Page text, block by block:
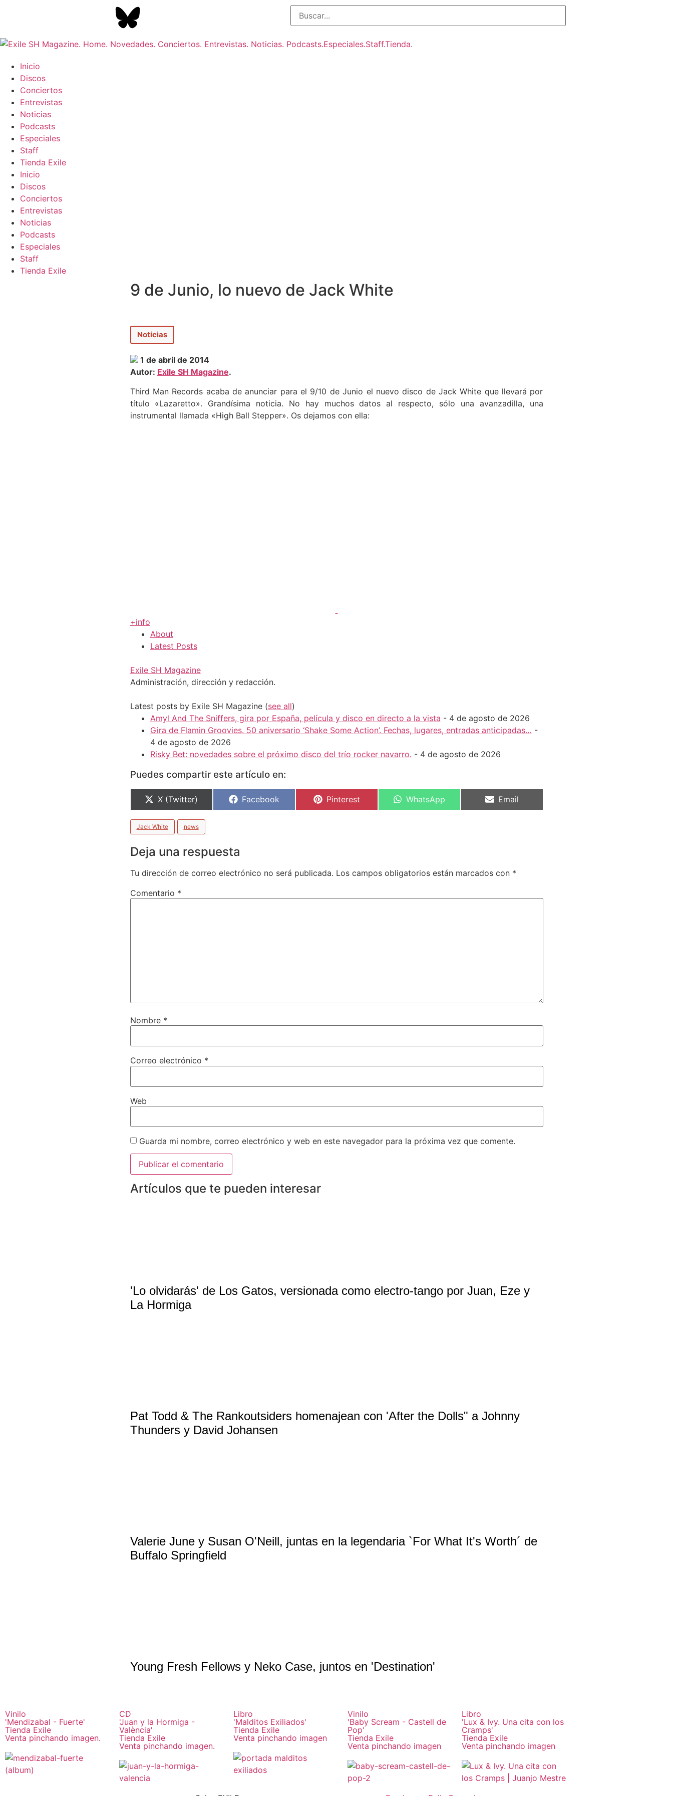
Inicio
Discos
Conciertos
Entrevistas
Noticias
Podcasts
Especiales
Staff
Tienda Exile
Inicio
Discos
Conciertos
Entrevistas
Noticias
Podcasts
Especiales
Staff
Tienda Exile
9 de Junio, lo nuevo de Jack White
Noticias
1 de abril de 2014
Autor: Exile SH Magazine.
Third Man Records acaba de anunciar para el 9/10 de Junio el nuevo disco de Jack White que llevará por
título «Lazaretto». Grandísima noticia. No hay muchos datos al respecto, sólo una avanzadilla, una
instrumental llamada «High Ball Stepper». Os dejamos con ella:
+info
About
Latest Posts
Exile SH Magazine
Administración, dirección y redacción.
Latest posts by Exile SH Magazine (see all)
Amyl And The Sniffers, gira por España, película y disco en directo a la vista - 4 de agosto de 2026
Gira de Flamin Groovies. 50 aniversario ‘Shake Some Action’. Fechas, lugares, entradas anticipadas… -
4 de agosto de 2026
Risky Bet: novedades sobre el próximo disco del trío rocker navarro. - 4 de agosto de 2026
Puedes compartir este artículo en:
X (Twitter) Facebook Pinterest WhatsApp Email
Jack White news
Deja una respuesta
Tu dirección de correo electrónico no será publicada. Los campos obligatorios están marcados con *
Comentario *
Nombre *
Correo electrónico *
Web
Guarda mi nombre, correo electrónico y web en este navegador para la próxima vez que comente.
Artículos que te pueden interesar
'Lo olvidarás' de Los Gatos, versionada como electro-tango por Juan, Eze y
La Hormiga
Pat Todd & The Rankoutsiders homenajean con 'After the Dolls" a Johnny
Thunders y David Johansen
Valerie June y Susan O'Neill, juntas en la legendaria `For What It's Worth´ de
Buffalo Springfield
Young Fresh Fellows y Neko Case, juntos en 'Destination'
Vinilo
'Mendizabal - Fuerte'
Tienda Exile
Venta pinchando imagen.
CD
'Juan y la Hormiga -
València'
Tienda Exile
Venta pinchando imagen.
Libro
'Malditos Exiliados'
Tienda Exile
Venta pinchando imagen
Vinilo
'Baby Scream - Castell de
Pop'
Tienda Exile
Venta pinchando imagen
Libro
'Lux & Ivy. Una cita con los
Cramps'
Tienda Exile
Venta pinchando imagen